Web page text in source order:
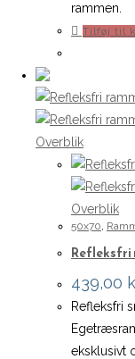
rammen.
Tilføj til
Overblik
Overblik
50x70,
Refleksfri
439,00
Refleksfri
eksklusivt